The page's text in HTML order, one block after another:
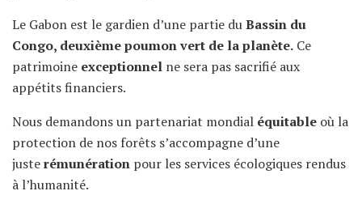
Le Gabon est le gardien d’une partie duBassin du
Congo, deuxième poumon vert de la planète. Ce
patrimoine exceptionnel ne sera pas sacrifié aux
appétits financiers.
Nous demandons un partenariat mondial équitable où la
protection de nos forêts s’accompagne d’une
justerémunération pour les services écologiques rendus
à l’humanité.